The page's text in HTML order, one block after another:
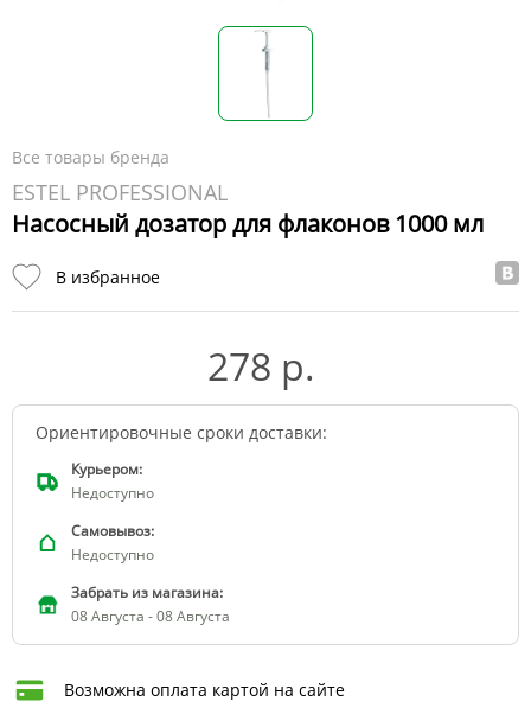
Все товары бренда
ESTEL PROFESSIONAL
Насосный дозатор для флаконов 1000 мл
В избранное
278 р.
Ориентировочные сроки доставки:
Курьером:
Недоступно
Самовывоз:
Недоступно
Забрать из магазина:
08 Августа - 08 Августа
Возможна оплата картой на сайте